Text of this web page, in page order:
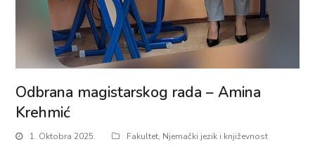
Odbrana magistarskog rada – Amina
Krehmić
1. Oktobra 2025. Fakultet, Njemački jezik i književnost